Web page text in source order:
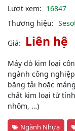
Lượt xem: 16847
Thương hiệu:
Giá: Liên hệ
Máy dò kim loại
ngành công
băng tải hoặc
chất kim loại từ
nhôm, …)
Ngành Nhựa